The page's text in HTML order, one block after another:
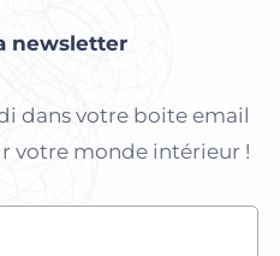
newsletter
dans votre boite email
votre monde intérieur !